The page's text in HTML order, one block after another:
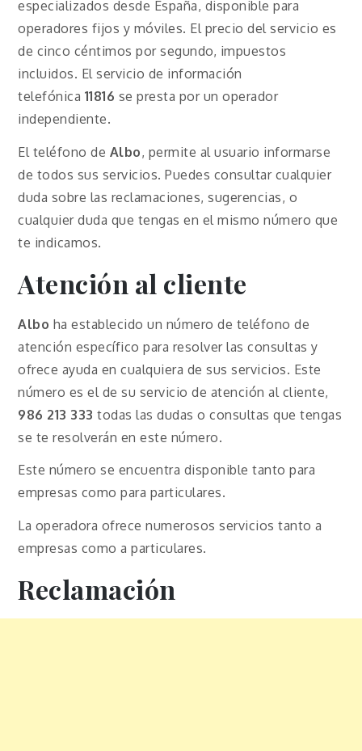
especializados desde España, disponible para
operadores fijos y móviles. El precio del servicio es
de cinco céntimos por segundo, impuestos
incluidos. El servicio de información
telefónica 11816 se presta por un operador
independiente.
El teléfono de Albo, permite al usuario informarse
de todos sus servicios. Puedes consultar cualquier
duda sobre las reclamaciones, sugerencias, o
cualquier duda que tengas en el mismo número que
te indicamos.
Atención al cliente
Albo ha establecido un número de teléfono de
atención específico para resolver las consultas y
ofrece ayuda en cualquiera de sus servicios. Este
número es el de su servicio de atención al cliente,
986 213 333 todas las dudas o consultas que tengas
se te resolverán en este número.
Este número se encuentra disponible tanto para
empresas como para particulares.
La operadora ofrece numerosos servicios tanto a
empresas como a particulares.
Reclamación